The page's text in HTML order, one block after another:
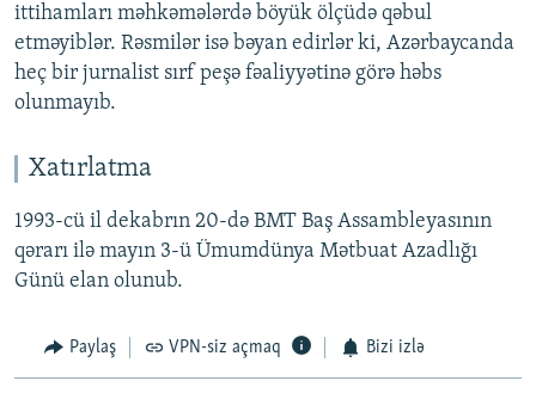
ittihamları məhkəmələrdə böyük ölçüdə qəbul
etməyiblər. Rəsmilər isə bəyan edirlər ki, Azərbaycanda
heç bir jurnalist sırf peşə fəaliyyətinə görə həbs
olunmayıb.
Xatırlatma
1993-cü il dekabrın 20-də BMT Baş Assambleyasının
qərarı ilə mayın 3-ü Ümumdünya Mətbuat Azadlığı
Günü elan olunub.
Paylaş VPN-siz açmaq Bizi izlə